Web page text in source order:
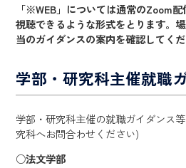
「※WEB」については通常のZoom
視聴できるような形式をとります。
当のガイダンスの案内を確認してくだ
学部・研究科主催就職
学部・研究科主催の就職ガイダンス
究科へお問合わせください)
○法文学部